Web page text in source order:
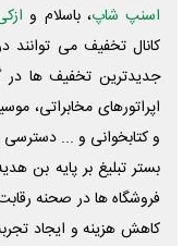
اسنپ شاپ، باسلام و
کانال تخفیف می توانند
جدیدترین تخفیف ها در
اپراتورهای مخابراتی،
و کتابخوانی و ... دسترسی
بستر تبلیغ بر پایه بن
فروشگاه ها در صحنه
کاهش هزینه و ایجاد